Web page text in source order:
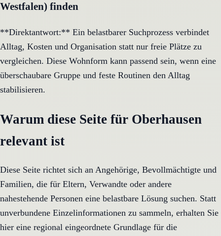
Westfalen) finden
**Direktantwort:** Ein belastbarer Suchprozess verbindet
Alltag, Kosten und Organisation statt nur freie Plätze zu
vergleichen. Diese Wohnform kann passend sein, wenn eine
überschaubare Gruppe und feste Routinen den Alltag
stabilisieren.
Warum diese Seite für Oberhausen
relevant ist
Diese Seite richtet sich an Angehörige, Bevollmächtigte und
Familien, die für Eltern, Verwandte oder andere
nahestehende Personen eine belastbare Lösung suchen. Statt
unverbundene Einzelinformationen zu sammeln, erhalten Sie
hier eine regional eingeordnete Grundlage für die